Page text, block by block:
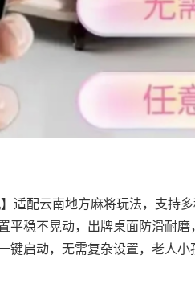
】适配云南地方麻将玩法，支持
平稳不晃动，出牌桌面防滑耐
键启动，无需复杂设置，老人